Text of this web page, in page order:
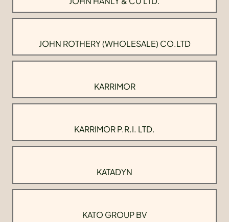
JOHN ROTHERY (WHOLESALE) CO.LTD
KARRIMOR
KARRIMOR P.R.I. LTD.
KATADYN
KATO GROUP BV